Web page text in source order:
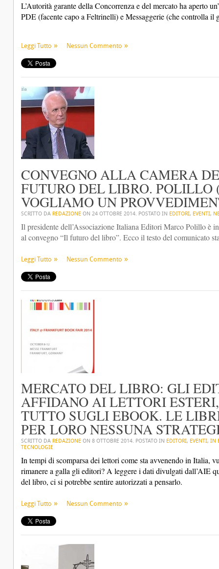
L’Autorità garante della Concorrenza e del mercato ha aperto
PDE (facente capo a Feltrinelli) e Messaggerie (che controlla il
Leggi Tutto Nessun Commento
CONVEGNO ALLA CAMERA
FUTURO DEL LIBRO. POLILLO
VOGLIAMO UN
SCRITTO DA REDAZIONE ON 24 OTTOBRE 2014. POSTATO IN EDITORI, EVENTI,
Il presidente dell’Associazione Italiana Editori Marco Polillo è
al convegno “Il futuro del libro”. Ecco il testo del comunicato
Leggi Tutto Nessun Commento
MERCATO DEL LIBRO: GLI
AFFIDANO AI LETTORI
TUTTO SUGLI EBOOK. LE
PER LORO NESSUNA
SCRITTO DA REDAZIONE ON 8 OTTOBRE 2014. POSTATO IN EDITORI, EVENTI, IN
TECNOLOGIE
In tempi di scomparsa dei lettori come sta avvenendo in Italia,
rimanere a galla gli editori? A leggere i dati divulgati dall’AIE
del libro, ci si potrebbe sentire autorizzati a pensarlo.
Leggi Tutto Nessun Commento